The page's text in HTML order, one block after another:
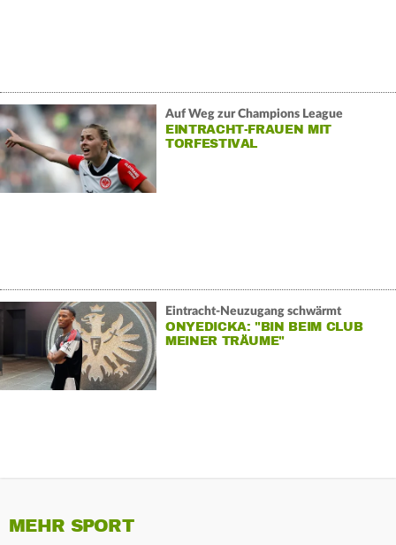
Auf Weg zur Champions League
EINTRACHT-FRAUEN MIT
TORFESTIVAL
Eintracht-Neuzugang schwärmt
ONYEDICKA: "BIN BEIM CLUB
MEINER TRÄUME"
MEHR SPORT